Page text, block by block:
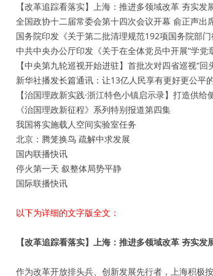
【改革追踪看落实】上海：推进多领域改革 夯实发
全国政协十二届常委会第十四次会议开幕 俞正声出
国务院印发《关于第二批清理规范192项国务院部门
中共中央办公厅印发《关于在全体党员中开展“学党
【中央第九轮巡视开始进驻】首批次对四省巡视“回
新华社播发长篇通讯：让13亿人民享有更好更公平
【治国理政新实践·浙江特色小镇启示录】打造供给
《治国理政新征程》系列特别报道第四集
我国将实施载人空间实验室任务
北京：腾笼换鸟 疏解中求发展
国内联播快讯
停火第一天 叙整体局势平静
国际联播快讯
以下为详细的文字版全文：
【改革追踪看落实】上海：推进多领域改革 夯实发
作为改革开放排头兵、创新发展先行者，上海积极